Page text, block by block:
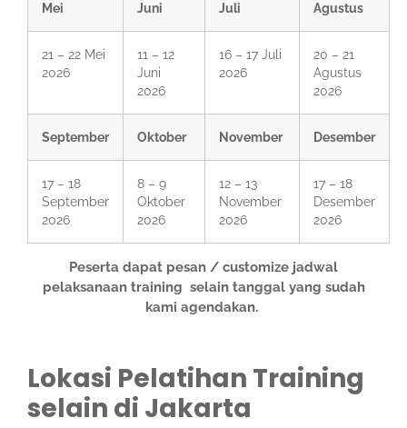
Mei Juni Juli Agustus
21 – 22 Mei
2026
11 – 12
Juni
2026
16 – 17 Juli
2026
20 – 21
Agustus
2026
September Oktober November Desember
17 – 18
September
2026
8 – 9
Oktober
2026
12 – 13
November
2026
17 – 18
Desember
2026
Peserta dapat pesan / customize jadwal
pelaksanaan training selain tanggal yang sudah
kami agendakan.
Lokasi Pelatihan Training
selain di Jakarta